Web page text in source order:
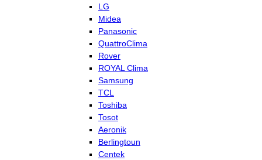
LG
Midea
Panasonic
QuattroClima
Rover
ROYAL Clima
Samsung
TCL
Toshiba
Tosot
Aeronik
Berlingtoun
Centek